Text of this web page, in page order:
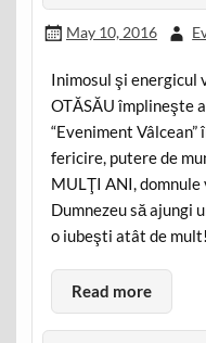
May 10, 2016
Inimosul şi energicul
OTĂSĂU împlineşte
“Eveniment
fericire, putere de
MULŢI ANI,
Dumnezeu să ajungi
o iubeşti atât de mult!
Read more